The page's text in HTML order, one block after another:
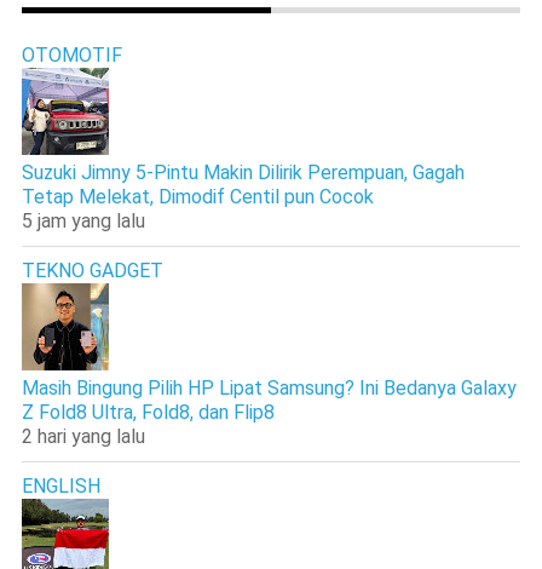
OTOMOTIF
Suzuki Jimny 5-Pintu Makin Dilirik Perempuan, Gagah
Tetap Melekat, Dimodif Centil pun Cocok
5 jam yang lalu
TEKNO GADGET
Masih Bingung Pilih HP Lipat Samsung? Ini Bedanya Galaxy
Z Fold8 Ultra, Fold8, dan Flip8
2 hari yang lalu
ENGLISH